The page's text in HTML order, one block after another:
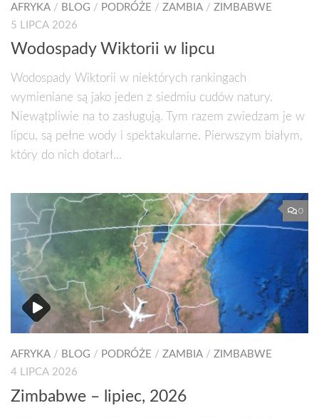
AFRYKA / BLOG / PODRÓŻE / ZAMBIA / ZIMBABWE
5 LIPCA 2026
Wodospady Wiktorii w lipcu
Wodospady Wiktorii w niektórych rankingach
wymieniane są jako jeden z siedmiu cudów natury.
Niewątpliwie na to zasługują. Tym razem zwiedzam je w
lipcu, są pełne wody i spektakularne. Pierwszym białym,
który do nich dotarł...
0
AFRYKA / BLOG / PODRÓŻE / ZAMBIA / ZIMBABWE
4 LIPCA 2026
Zimbabwe – lipiec, 2026